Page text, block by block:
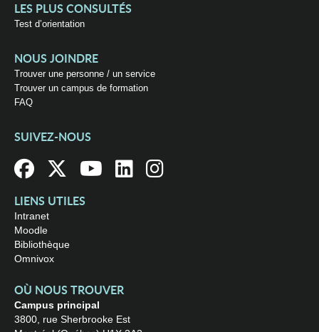
LES PLUS CONSULTÉS
Test d’orientation
NOUS JOINDRE
Trouver une personne / un service
Trouver un campus de formation
FAQ
SUIVEZ-NOUS
LIENS UTILES
Intranet
Moodle
Bibliothèque
Omnivox
OÙ NOUS TROUVER
Campus principal
3800, rue Sherbrooke Est